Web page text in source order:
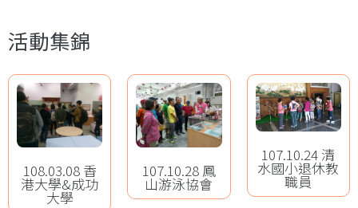
活動集錦
108.03.08 香
港大學&成功
大學
107.10.28 鳳
山游泳協會
107.10.24 清
水國小退休教
職員